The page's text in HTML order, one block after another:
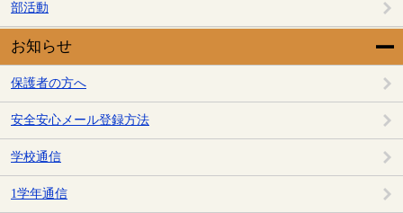
部活動
お知らせ
保護者の方へ
安全安心メール登録方法
学校通信
1学年通信